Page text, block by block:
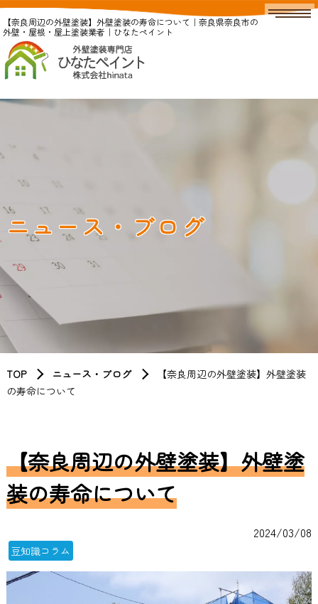
【奈良周辺の外壁塗装】外壁塗装の寿命について｜奈良県奈良市の
外壁・屋根・屋上塗装業者｜ひなたペイント
ニュース・ブログ
TOP ニュース・ブログ
【奈良周辺の外壁塗装】外壁塗装
の寿命について
【奈良周辺の外壁塗装】外壁塗
装の寿命について
2024/03/08
豆知識コラム